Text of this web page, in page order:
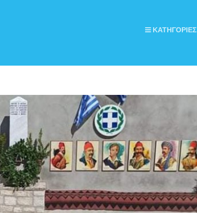
ΚΑΤΗΓΟΡΙΕΣ